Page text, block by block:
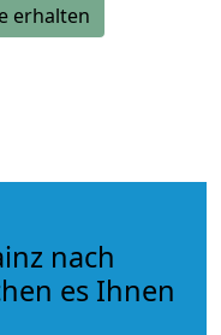
erhalten
nach
es Ihnen